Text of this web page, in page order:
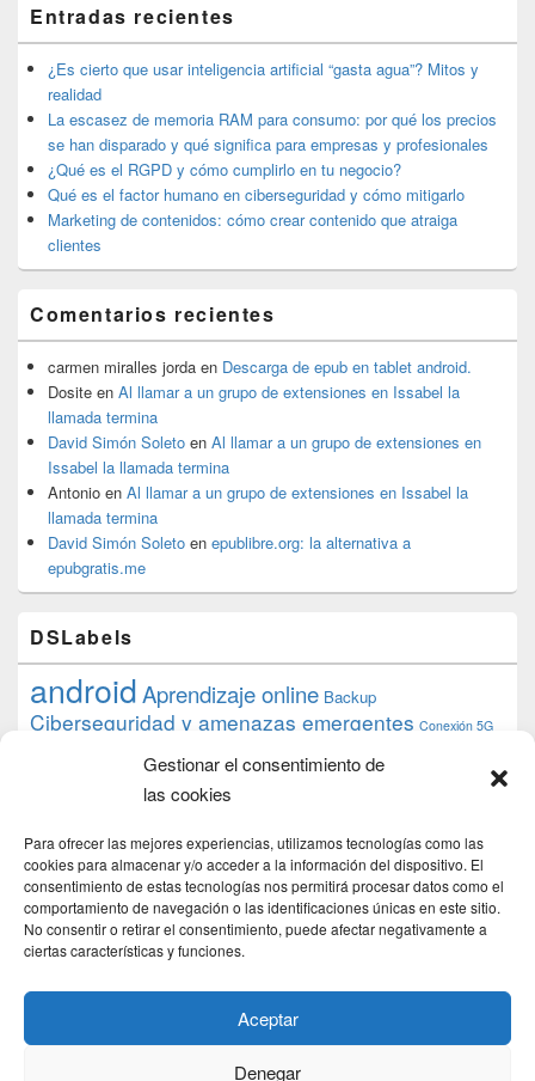
Gestionar el consentimiento de
las cookies
Para ofrecer las mejores experiencias, utilizamos tecnologías como las
cookies para almacenar y/o acceder a la información del dispositivo. El
consentimiento de estas tecnologías nos permitirá procesar datos como el
comportamiento de navegación o las identificaciones únicas en este sitio.
No consentir o retirar el consentimiento, puede afectar negativamente a
ciertas características y funciones.
Aceptar
Denegar
widget
barra
lateral
primaria
Entradas recientes
¿Es cierto que usar inteligencia artificial “gasta agua”? Mitos y
realidad
La escasez de memoria RAM para consumo: por qué los precios
se han disparado y qué significa para empresas y profesionales
¿Qué es el RGPD y cómo cumplirlo en tu negocio?
Qué es el factor humano en ciberseguridad y cómo mitigarlo
Marketing de contenidos: cómo crear contenido que atraiga
clientes
Comentarios recientes
carmen miralles jorda en Descarga de epub en tablet android.
Dosite en Al llamar a un grupo de extensiones en Issabel la
llamada termina
David Simón Soleto en Al llamar a un grupo de extensiones en
Issabel la llamada termina
Antonio en Al llamar a un grupo de extensiones en Issabel la
llamada termina
David Simón Soleto en epublibre.org: la alternativa a
epubgratis.me
DSLabels
androidAprendizaje online Backup
Ciberseguridad y amenazas emergentes Conexión 5G
datos debian desarrollo web
Formación Google
iphone
proyecto PS4 python Raspberryraspberrypi
raspbian review Servidor Web Sostenibilidad
tecnológicaTecnología torrent
transmissiontutorial ubuntu server Windows